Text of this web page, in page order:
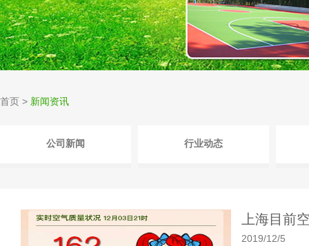
首页 > 新闻资讯
公司新闻 行业动态
上海目前
2019/12/5